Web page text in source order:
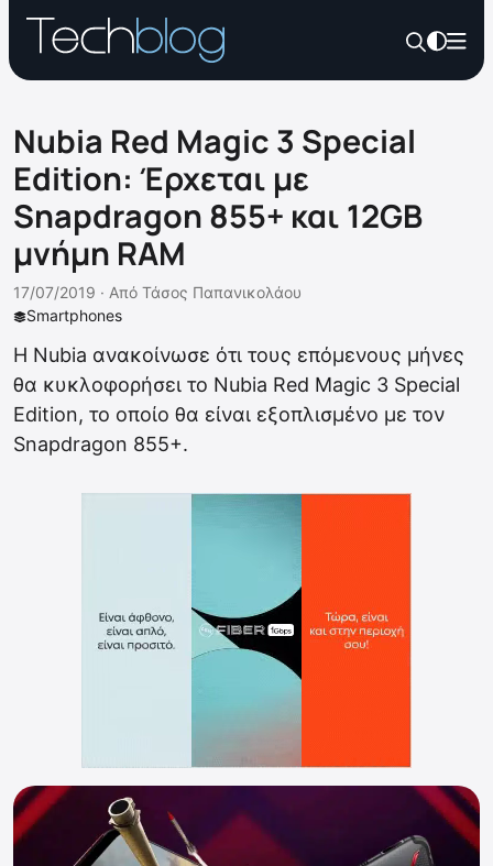
Nubia Red Magic 3 Special
Edition: Έρχεται με
Snapdragon 855+ και 12GB
μνήμη RAM
Smartphones
17/07/2019 · Από Τάσος Παπανικολάου
Η Nubia ανακοίνωσε ότι τους επόμενους μήνες
θα κυκλοφορήσει το Nubia Red Magic 3 Special
Edition, το οποίο θα είναι εξοπλισμένο με τον
Snapdragon 855+.